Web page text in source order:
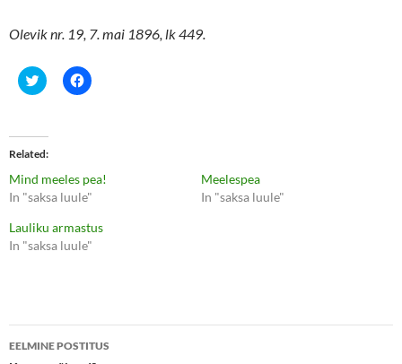
Olevik nr. 19, 7. mai 1896, lk 449.
C
l
t
o
s
a
r
e
n
T
w
(
p
C
l
a
r
e
n
F
a
k
O
Related
Mind meeles pea!
In "saksa luule"
Meelespea
In "saksa luule"
Lauliku armastus
In "saksa luule"
Postituste
EELMINE POSTITUS